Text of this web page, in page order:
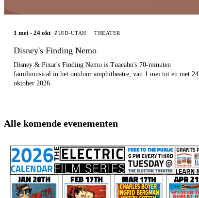
1 mei - 24 okt ZUID-UTAH THEATER
Disney's Finding Nemo
Disney & Pixar's Finding Nemo is Tuacahn's 70-minuten
familimusical in het outdoor amphitheatre, van 1 mei tot en met 24
oktober 2026.
Alle komende evenementen